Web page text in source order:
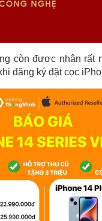
còn được nhận rất
đăng ký đặt cọc